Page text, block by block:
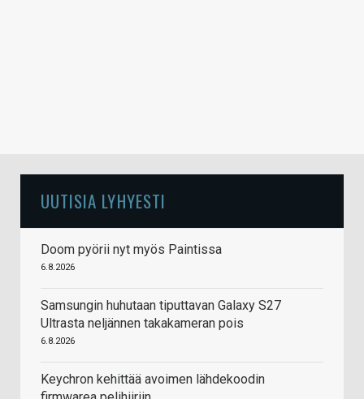
UUTISIA LYHYESTI
Doom pyörii nyt myös Paintissa
6.8.2026
Samsungin huhutaan tiputtavan Galaxy S27
Ultrasta neljännen takakameran pois
6.8.2026
Keychron kehittää avoimen lähdekoodin